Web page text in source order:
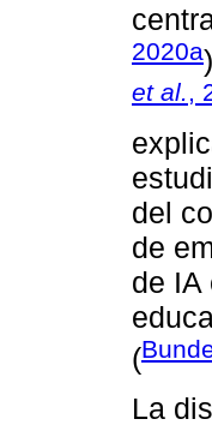
2020a
et al.,
del
de
de IA
(
La